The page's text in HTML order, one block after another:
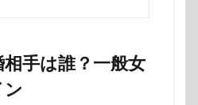
手は誰？一般女